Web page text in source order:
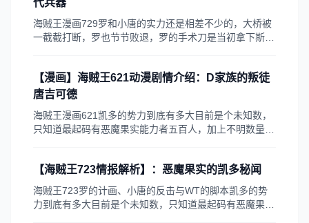
代兵器
海贼王漫画729罗和小唐的实力还是相差不少的，大桥被
一截截打断，罗也节节败退，罗的手术刀是当初拿下斯摩
【漫画】海贼王621动漫剧情介绍：D家族的叛徒
唐吉可德
海贼王漫画621凯多的势力到底有多大目前是个未知数，
只知道最起码有恶魔果实能力者五百人，加上不明数量像
【海贼王723情报解析】：恶魔果实的凯多秘闻
海贼王723罗的计画、小唐的反击与WT的脚本凯多的势
力到底有多大目前是个未知数，只知道最起码有恶魔果实